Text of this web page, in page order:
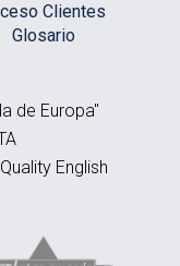
Clientes
Glosario
de Europa"
English